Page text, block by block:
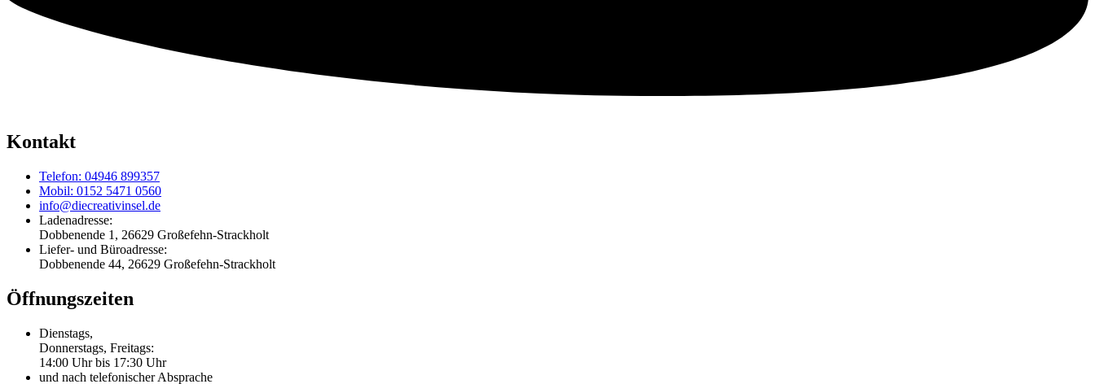
Kontakt
Telefon: 04946 899357
Mobil: 0152 5471 0560
info@diecreativinsel.de
Ladenadresse:
Dobbenende 1, 26629 Großefehn-Strackholt
Liefer- und Büroadresse:
Dobbenende 44, 26629 Großefehn-Strackholt
Öffnungszeiten
Dienstags,
Donnerstags, Freitags:
14:00 Uhr bis 17:30 Uhr
und nach telefonischer Absprache